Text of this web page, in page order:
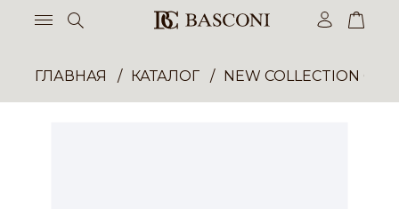
ГЛАВНАЯ КАТАЛОГ NEW COLLECTION